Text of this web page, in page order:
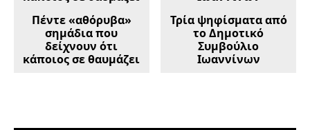
Πέντε «αθόρυβα»
σημάδια που
δείχνουν ότι
κάποιος σε θαυμάζει
Τρία ψηφίσματα από
το Δημοτικό
Συμβούλιο
Ιωαννίνων